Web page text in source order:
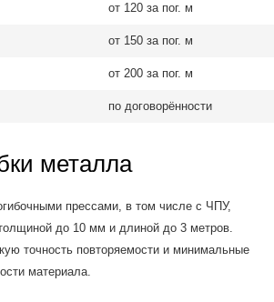
от 120 за пог. м
от 150 за пог. м
от 200 за пог. м
по договорённости
металла
прессами, в том числе с ЧПУ,
до 10 мм и длиной до 3 метров.
точность повторяемости и минимальные
материала.